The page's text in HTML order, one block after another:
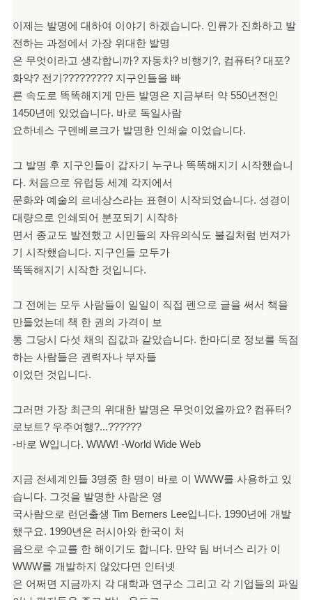
이제는 발명에 대하여 이야기 하겠습니다. 인류가 진화하고 발
전하는 과정에서 가장 위대한 발명
은 무엇이라고 생각합니까? 자동차? 비행기?, 컴퓨터? 대포?
화약? 전기????????? 지구인들을 빠
른 속도로 똑똑해지게 만든 발명은 지금부터 약 550년전인
1450년에 있었습니다. 바로 독일사람
요하네스 구덴베르크가 발명한 인쇄술 이었습니다.
그 발명 후 지구인들이 갑자기 누구나 똑똑해지기 시작했습니
다. 처음으로 유럽등 세계 각지에서
문화와 예술의 르네상스라는 표현이 시작되었습니다. 성경이
대량으로 인쇄되어 분포되기 시작하
면서 종교도 발전했고 시민들의 자유의식도 불길처럼 번져가
기 시작했습니다. 지구인들 모두가
똑똑해지기 시작한 것입니다.
그 전에는 모두 사람들이 일일이 직접 펜으로 글을 써서 책을
만들었는데 책 한 권의 가격이 보
통 그당시 다섯 채의 집값과 같았습니다. 한마디로 정보를 독점
하는 사람들은 권력자나 부자들
이었던 것입니다.
그러면 가장 최근의 위대한 발명은 무엇이었을까요? 컴퓨터?
로보트? 우주여행?...??????
-바로 W입니다. WWW! -World Wide Web
지금 전세계인들 3명중 한 명이 바로 이 WWW를 사용하고 있
습니다. 그것을 발명한 사람은 영
국사람으로 런던출생 Tim Berners Lee입니다. 1990년에 개발
했구요. 1990년은 러시아와 한국이 처
음으로 수교를 한 해이기도 합니다. 만약 팀 버너스 리가 이
WWW를 개발하지 않았다면 인터넷
은 어쩌면 지금까지 각 대학과 연구소 그리고 각 기업들의 파일